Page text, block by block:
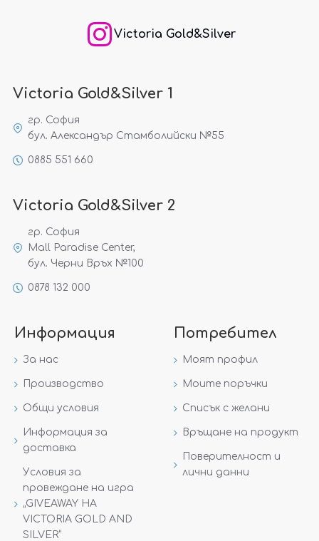
Victoria Gold&Silver
Victoria Gold&Silver 1
гр. София
бул. Александър Стамболийски №55
0885 551 660
Victoria Gold&Silver 2
гр. София
Mall Paradise Center,
бул. Черни Връх №100
0878 132 000
Информация
За нас
Производство
Общи условия
Информация за
доставка
Условия за
провеждане на игра
„GIVEAWAY НА
VICTORIA GOLD AND
SILVER“
Потребител
Моят профил
Моите поръчки
Списък с желани
Връщане на продукт
Поверителност и
лични данни